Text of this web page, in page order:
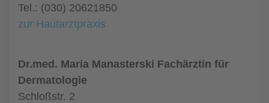
Tel.: (030) 20621850
zur Hautarztpraxis
Dr.med. Maria Manasterski Fachärztin für
Dermatologie
Schloßstr. 2